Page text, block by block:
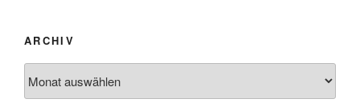
ARCHIV